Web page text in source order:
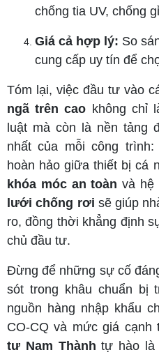
chống tia UV, chống
Giá cả hợp lý: So
cung cấp uy tín để
Tóm lại, việc đầu tư vào
ngã trên cao không chỉ
luật mà còn là nền tảng
nhất của mỗi công
hoàn hảo giữa thiết bị cá
khóa móc an toàn và hệ
lưới chống rơi sẽ giúp
ro, đồng thời khẳng định
chủ đầu tư.
Đừng để những sự cố
sót trong khâu chuẩn bị
nguồn hàng nhập khẩu
CO-CQ và mức giá cạnh
tư Nam Thành tự hào là